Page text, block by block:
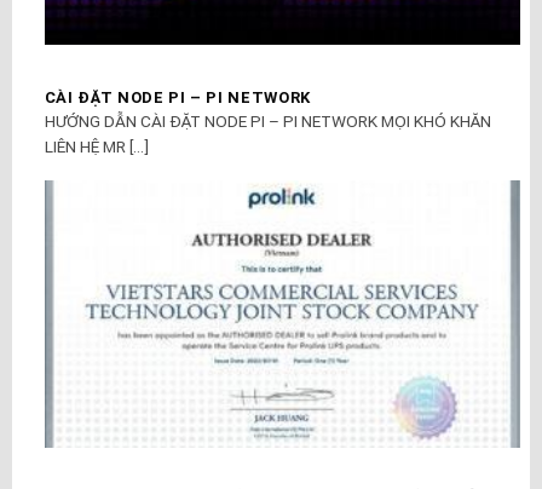
CÀI ĐẶT NODE PI – PI NETWORK
HƯỚNG DẪN CÀI ĐẶT NODE PI – PI NETWORK MỌI KHÓ KHĂN
LIÊN HỆ MR [...]